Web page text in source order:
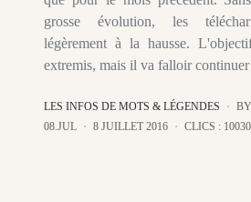
grosse évolution, les
légèrement à la hausse.
extremis, mais il va falloir
LES INFOS DE MOTS & LÉGENDES BY
08.JUL
8 JUILLET 2016 CLICS : 10030